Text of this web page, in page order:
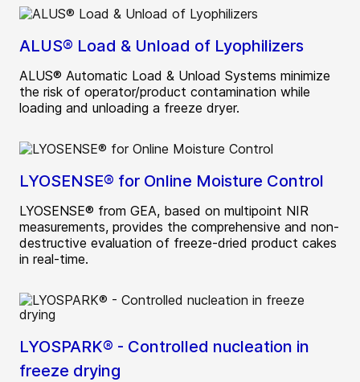
ALUS® Load & Unload of Lyophilizers
ALUS® Automatic Load & Unload Systems minimize
the risk of operator/product contamination while
loading and unloading a freeze dryer.
LYOSENSE® for Online Moisture Control
LYOSENSE® from GEA, based on multipoint NIR
measurements, provides the comprehensive and non-
destructive evaluation of freeze-dried product cakes
in real-time.
LYOSPARK® - Controlled nucleation in
freeze drying